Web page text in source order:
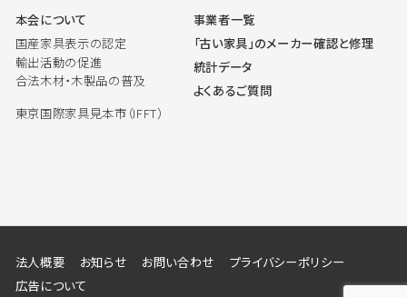
本会について
国産家具表示の認定
輸出活動の促進
合法木材・木製品の普及
東京国際家具見本市（IFFT）
事業者一覧
「古い家具」のメーカー確認と修理
統計データ
よくあるご質問
法人概要 お知らせ お問い合わせ
プライバシーポリシー
広告について